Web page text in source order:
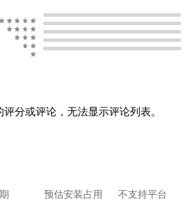
分或评论，无法显示评论列表。
预估安装占用 不支持平台